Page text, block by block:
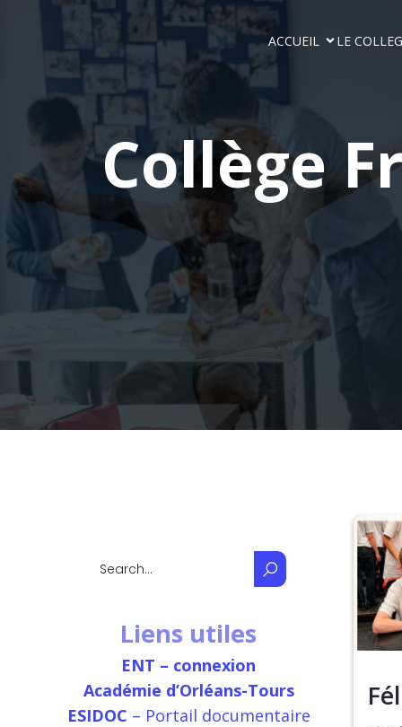
ACCUEIL LE
Collège
Liens utiles
ENT – connexion
Académie d’Orléans-Tours
ESIDOC – Portail documentaire